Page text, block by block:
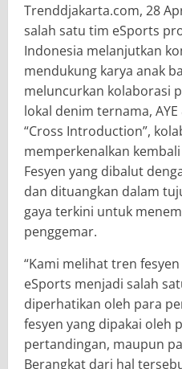
Trenddjakarta.com, 28
salah satu tim eSports
Indonesia melanjutkan
mendukung karya anak
meluncurkan kolaborasi
lokal denim ternama,
“Cross Introduction”,
memperkenalkan
Fesyen yang dibalut
dan dituangkan dalam
gaya terkini untuk
penggemar.
“Kami melihat tren
eSports menjadi salah
diperhatikan oleh para
fesyen yang dipakai oleh
pertandingan, maupun
Berangkat dari hal